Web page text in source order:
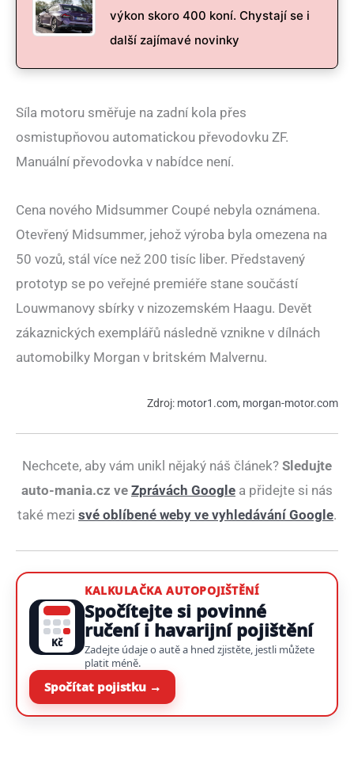
výkon skoro 400 koní. Chystají se i
další zajímavé novinky
Síla motoru směřuje na zadní kola přes
osmistupňovou automatickou převodovku ZF.
Manuální převodovka v nabídce není.
Cena nového Midsummer Coupé nebyla oznámena.
Otevřený Midsummer, jehož výroba byla omezena na
50 vozů, stál více než 200 tisíc liber. Představený
prototyp se po veřejné premiéře stane součástí
Louwmanovy sbírky v nizozemském Haagu. Devět
zákaznických exemplářů následně vznikne v dílnách
automobilky Morgan v britském Malvernu.
Zdroj: motor1.com, morgan-motor.com
Nechcete, aby vám unikl nějaký náš článek? Sledujte
auto-mania.cz ve Zprávách Google a přidejte si nás
také mezi své oblíbené weby ve vyhledávání Google.
Kč
KALKULAČKA AUTOPOJIŠTĚNÍ
Spočítejte si povinné
ručení i havarijní pojištění
Zadejte údaje o autě a hned zjistěte, jestli můžete
platit méně.
Spočítat pojistku →